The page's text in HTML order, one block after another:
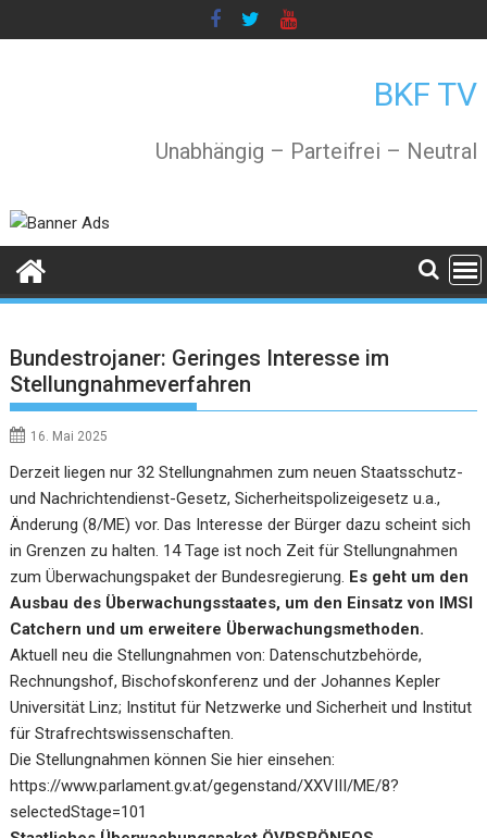
to
BKF TV
Unabhängig – Parteifrei – Neutral
Bundestrojaner: Geringes Interesse im
Stellungnahmeverfahren
16. Mai 2025
Derzeit liegen nur 32 Stellungnahmen zum neuen Staatsschutz-
und Nachrichtendienst-Gesetz, Sicherheitspolizeigesetz u.a.,
Änderung (8/ME) vor. Das Interesse der Bürger dazu scheint sich
in Grenzen zu halten. 14 Tage ist noch Zeit für Stellungnahmen
zum Überwachungspaket der Bundesregierung. Es geht um den
Ausbau des Überwachungsstaates, um den Einsatz von IMSI
Catchern und um erweitere Überwachungsmethoden.
Aktuell neu die Stellungnahmen von: Datenschutzbehörde,
Rechnungshof, Bischofskonferenz und der Johannes Kepler
Universität Linz; Institut für Netzwerke und Sicherheit und Institut
für Strafrechtswissenschaften.
Die Stellungnahmen können Sie hier einsehen:
https://www.parlament.gv.at/gegenstand/XXVIII/ME/8?
selectedStage=101